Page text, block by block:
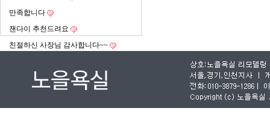
만족합니다
잰다이 추천드려요
친절하신 사장님 감사합니다~~